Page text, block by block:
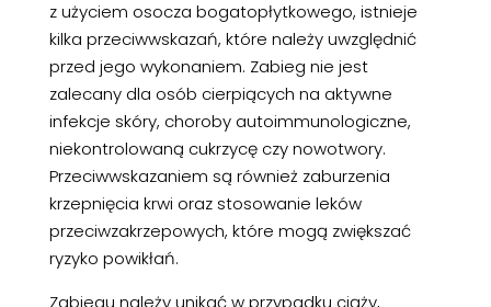
z użyciem osocza bogatopłytkowego, istnieje
kilka przeciwwskazań, które należy uwzględnić
przed jego wykonaniem. Zabieg nie jest
zalecany dla osób cierpiących na aktywne
infekcje skóry, choroby autoimmunologiczne,
niekontrolowaną cukrzycę czy nowotwory.
Przeciwwskazaniem są również zaburzenia
krzepnięcia krwi oraz stosowanie leków
przeciwzakrzepowych, które mogą zwiększać
ryzyko powikłań.